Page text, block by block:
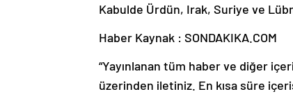
Kabulde Ürdün, Irak, Suriye ve
Haber Kaynak : SONDAKIKA.COM
“Yayınlanan tüm haber ve diğer
üzerinden iletiniz. En kısa süre